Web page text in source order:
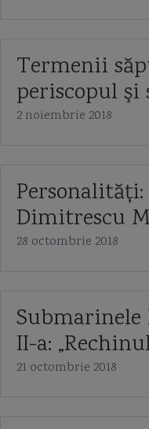
Termenii
periscopul şi
2 noiembrie 2018
Dimitrescu
28 octombrie 2018
Submarinele
II-a:
21 octombrie 2018